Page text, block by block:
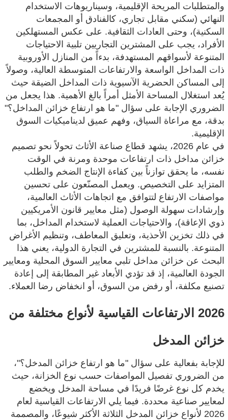
والمتطلبات المريحة الإقليمية، وسيناريوهات الاستخدام
النهائي (سكني مقابل تجاري، كالفنادق أو المجمعات
السكنية)، وحتى العادات الثقافية. على عكس المستهلكين
الأفراد، يجب على المشترين التجاريين تلبية الاحتياجات
المتنوعة لأسواقهم المستهدفة، بدءاً من المنازل الأوروبية
ذات المداخل الواسعة والارتفاعات المتوسطة العالية، وصولاً
إلى المساكن الحضرية الآسيوية ذات المداخل الضيقة حيث
يُعد استغلال المساحة الأمثل أمراً بالغ الأهمية. هذا يجعل من
الضروري الإجابة على سؤال "ما هو ارتفاع خزائن المداخل؟"
بدقة، مع مراعاة السياق، وفهم عميق لديناميكيات السوق
الإقليمية.
في عام 2026، يشهد قطاع صناعة الأثاث تحولاً نحو تصميم
خزائن مداخل ذات ارتفاعات موحدة ومرنة في الوقت
نفسه، ما يحقق توازناً بين كفاءة الإنتاج الضخم والطلب
المتزايد على التخصيص. ويعمل المصنّعون على تحسين
مواصفات الارتفاع لتتوافق مع اتجاهات الأثاث العالمية،
وإرشادات سهولة الوصول (مثل معايير قانون الأمريكيين
ذوي الإعاقة)، ​​والاحتياجات العملية لاستخدام المداخل، بما
في ذلك تخزين الأحذية، وتعليق المعاطف، وتنظيم الأغراض
المتنوعة. بالنسبة للمشترين في التجارة الدولية، يعني هذا
البحث عن خزائن مداخل تلبي معايير السوق المحلية ومعايير
الجودة العالمية، إذ قد تؤدي الأبعاد غير المطابقة إلى إعادة
تصنيع مكلفة، أو رفض من السوق، أو انخفاض رضا العملاء.
2026 الارتفاعات القياسية لأنواع مختلفة من
خزائن المدخل
للإجابة بفعالية على سؤال "ما هو ارتفاع خزائن المدخل؟"،
من الضروري تفصيل المواصفات حسب نوع الخزانة، حيث
يخدم كل نوع غرضًا فريدًا في مساحة المدخل ويخضع
لمعايير صناعية محددة. فيما يلي الارتفاعات القياسية لعام
2026 لأنواع خزائن المدخل الثلاثة الأكثر شيوعًا، والمصممة